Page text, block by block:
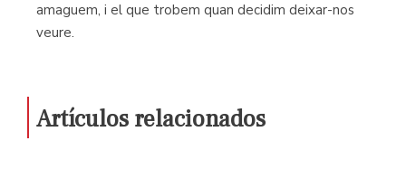
amaguem, i el que trobem quan decidim deixar-nos
veure.
Artículos relacionados